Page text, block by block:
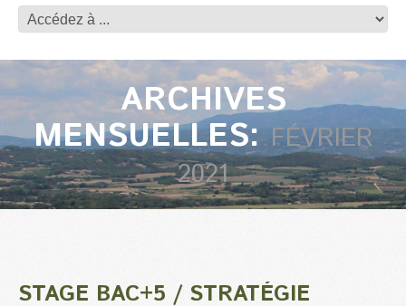
ARCHIVES
MENSUELLES:FÉVRIER
2021
STAGE BAC+5 / STRATÉGIE